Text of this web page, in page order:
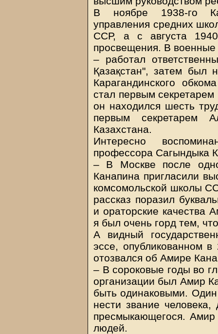
В ноябре 1938-го
управления средних
ССР, а с августа
просвещения. В военные
– работал
Қазақстан", затем был
Карагандинского
стал первым
он находился шесть
первым секретарем
Казахстана.
Интересно
профессора
– В Москве после
Канапина пригласили
комсомольской школы
рассказ поразил
и ораторские качества
я был очень горд тем,
А видный
эссе, опубликованном
отозвался об Амире
– В сороковые годы во
организации был Амир
быть одинаковыми.
нести звание человека,
пресмыкающегося. Амир
людей.